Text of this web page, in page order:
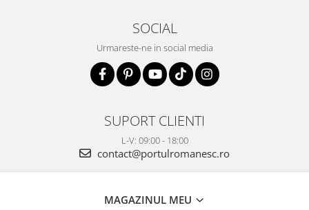
SOCIAL
Urmareste-ne in social media
SUPORT CLIENTI
L-V: 09:00 - 18:00
contact@portulromanesc.ro
MAGAZINUL MEU